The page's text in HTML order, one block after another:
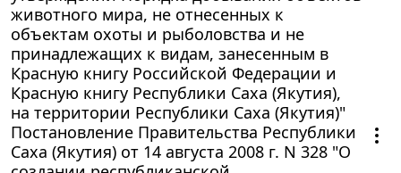
животного мира, не отнесенных к
объектам охоты и рыболовства и не
принадлежащих к видам, занесенным в
Красную книгу Российской Федерации и
Красную книгу Республики Саха (Якутия),
на территории Республики Саха (Якутия)"
Постановление Правительства Республики
Саха (Якутия) от 14 августа 2008 г. N 328 "О